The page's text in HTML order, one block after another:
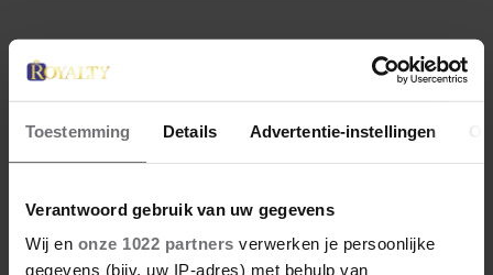
Toestemming Details Advertentie-instellingen
Verantwoord gebruik van uw gegevens
Wij en onze 1022 partners verwerken je persoonlijke
gegevens (bijv. uw IP-adres) met behulp van